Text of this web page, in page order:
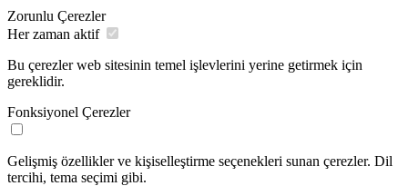
Zorunlu Çerezler
Her zaman aktif
Bu çerezler web sitesinin temel işlevlerini yerine getirmek için
gereklidir.
Fonksiyonel Çerezler
Gelişmiş özellikler ve kişiselleştirme seçenekleri sunan çerezler. Dil
tercihi, tema seçimi gibi.